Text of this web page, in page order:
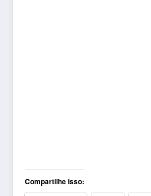
Compartilhe isso: